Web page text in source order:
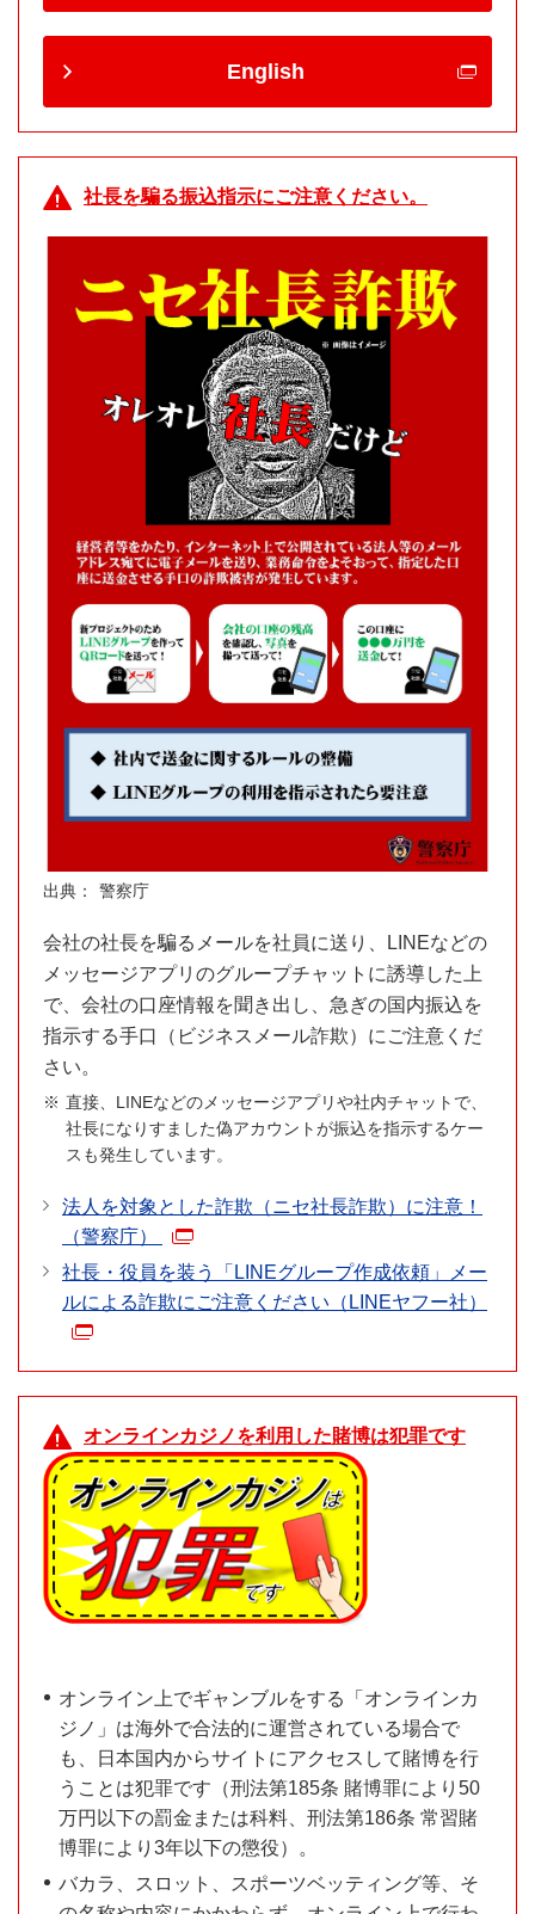
English
社長を騙る振込指示にご注意ください。
警察庁
会社の社長を騙るメールを社員に送り、LINEなどの
メッセージアプリのグループチャットに誘導した上
で、会社の口座情報を聞き出し、急ぎの国内振込を
指示する手口（ビジネスメール詐欺）にご注意くだ
さい。
直接、LINEなどのメッセージアプリや社内チャットで、
社長になりすました偽アカウントが振込を指示するケー
スも発生しています。
法人を対象とした詐欺（ニセ社長詐欺）に注意！
（警察庁）
社長・役員を装う「LINEグループ作成依頼」メー
ルによる詐欺にご注意ください（LINEヤフー社）
オンラインカジノを利用した賭博は犯罪です
オンライン上でギャンブルをする「オンラインカ
ジノ」は海外で合法的に運営されている場合で
も、日本国内からサイトにアクセスして賭博を行
うことは犯罪です（刑法第185条 賭博罪により50
万円以下の罰金または科料、刑法第186条 常習賭
博罪により3年以下の懲役）。
バカラ、スロット、スポーツベッティング等、そ